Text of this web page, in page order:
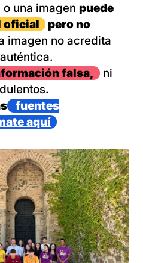
una imagen puede
oficial
pero no
imagen no acredita
falsa,
ni
fuentes
aquí